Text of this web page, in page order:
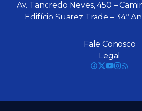
Av. Tancredo Neves, 450 –
Edifício Suarez Trade – 34º
Fale Conosco
Legal